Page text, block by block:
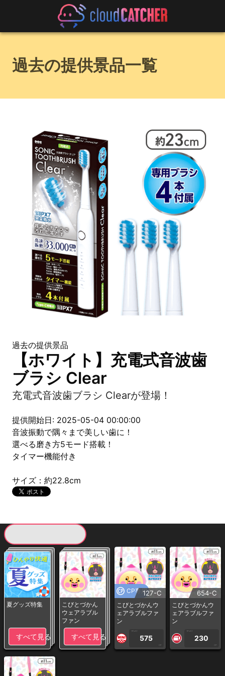
過去の提供景品一覧
過去の提供景品
【ホワイト】充電式音波歯
ブラシ Clear
充電式音波歯ブラシ Clearが登場！
提供開始日: 2025-05-04 00:00:00
音波振動で隅々まで美しい歯に！
選べる磨き方5モード搭載！
タイマー機能付き
サイズ：約22.8cm
夏グッズ特集
すべて見る
こびとづかん
ウェアラブル
ファン
すべて見る
CP専用127-C
こびとづかんウ
ェアラブルファ
ン
1PLAY
575
CP
654-C
こびとづかんウ
ェアラブルファ
ン
1PLAY
230
CP